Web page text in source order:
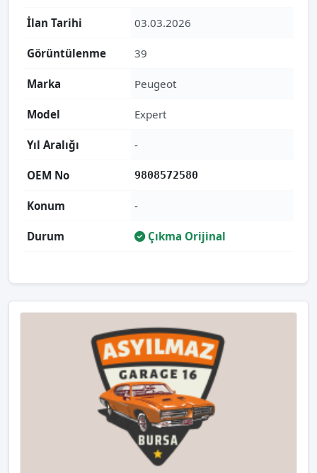
İlan Tarihi 03.03.2026
Görüntülenme 39
Marka Peugeot
Model Expert
Yıl Aralığı -
OEM No 9808572580
Konum -
Durum Çıkma Orijinal